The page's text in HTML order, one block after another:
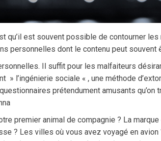
qu’il est souvent possible de contourner
personnelles dont le contenu peut souvent
Il suffit pour les malfaiteurs
» l’ingénierie sociale « , une méthode
prétendument amusants qu’on
premier animal de compagnie ? La
? Les villes où vous avez voyagé en